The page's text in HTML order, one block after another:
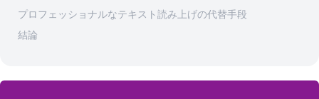
プロフェッショナルなテキスト読み上げの代替手段
結論